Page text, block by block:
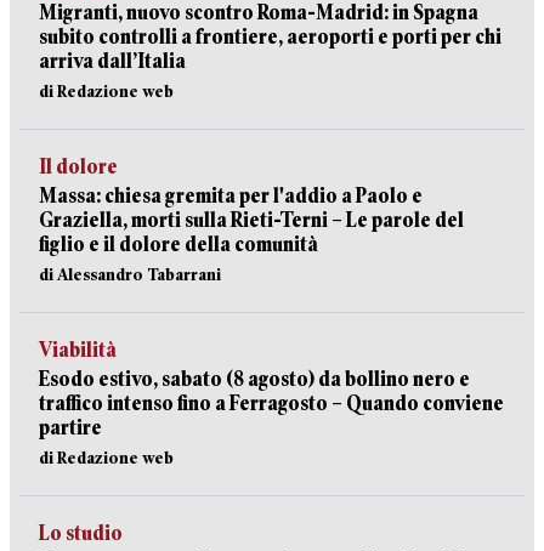
Migranti, nuovo scontro Roma-Madrid: in Spagna
subito controlli a frontiere, aeroporti e porti per chi
arriva dall’Italia
di Redazione web
Il dolore
Massa: chiesa gremita per l'addio a Paolo e
Graziella, morti sulla Rieti-Terni – Le parole del
figlio e il dolore della comunità
di Alessandro Tabarrani
Viabilità
Esodo estivo, sabato (8 agosto) da bollino nero e
traffico intenso fino a Ferragosto – Quando conviene
partire
di Redazione web
Lo studio